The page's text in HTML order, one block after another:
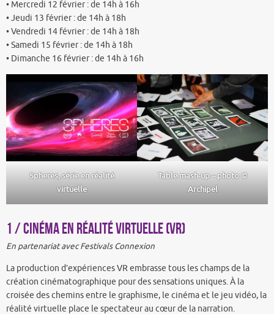
• Mercredi 12 février : de 14h à 16h
• Jeudi 13 février : de 14h à 18h
• Vendredi 14 février : de 14h à 18h
• Samedi 15 février : de 14h à 18h
• Dimanche 16 février : de 14h à 16h
Spheres, série en réalité
virtuelle
Table mash-up – photo ©
Archipel
1 / Cinéma en réalité virtuelle (VR)
En partenariat avec Festivals Connexion
La production d’expériences VR embrasse tous les champs de la
création cinématographique pour des sensations uniques. À la
croisée des chemins entre le graphisme, le cinéma et le jeu vidéo, la
réalité virtuelle place le spectateur au cœur de la narration.